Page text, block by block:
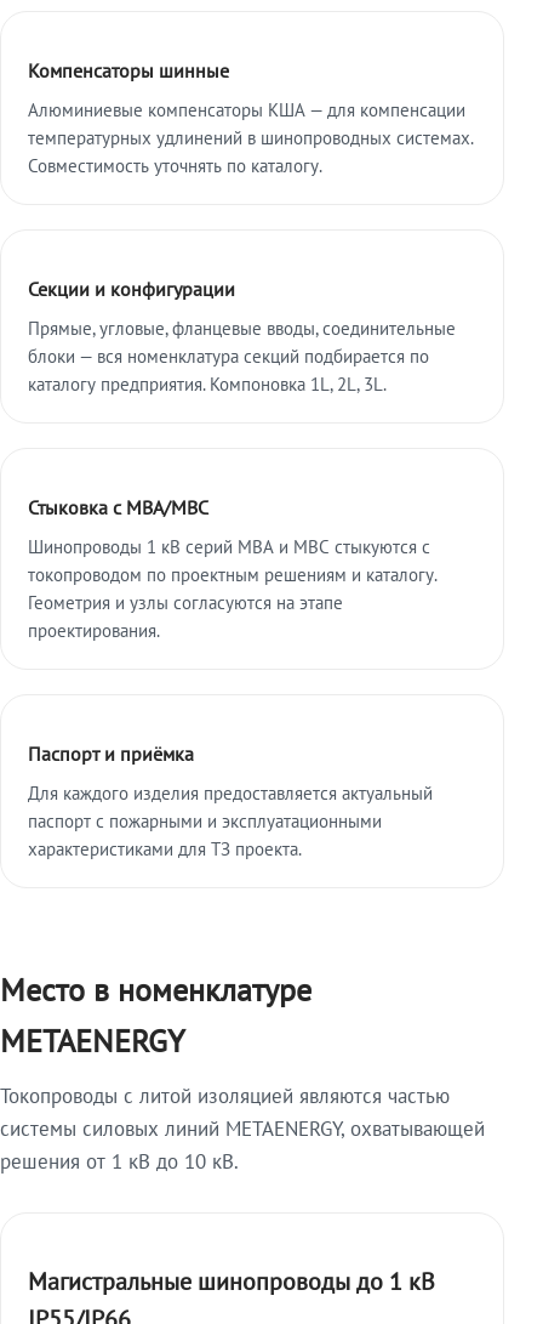
Компенсаторы шинные
Алюминиевые компенсаторы КША — для компенсации
температурных удлинений в шинопроводных системах.
Совместимость уточнять по каталогу.
Секции и конфигурации
Прямые, угловые, фланцевые вводы, соединительные
блоки — вся номенклатура секций подбирается по
каталогу предприятия. Компоновка 1L, 2L, 3L.
Стыковка с МВА/МВС
Шинопроводы 1 кВ серий МВА и МВС стыкуются с
токопроводом по проектным решениям и каталогу.
Геометрия и узлы согласуются на этапе
проектирования.
Паспорт и приёмка
Для каждого изделия предоставляется актуальный
паспорт с пожарными и эксплуатационными
характеристиками для ТЗ проекта.
Место в номенклатуре
METAENERGY
Токопроводы с литой изоляцией являются частью
системы силовых линий METAENERGY, охватывающей
решения от 1 кВ до 10 кВ.
Магистральные шинопроводы до 1 кВ